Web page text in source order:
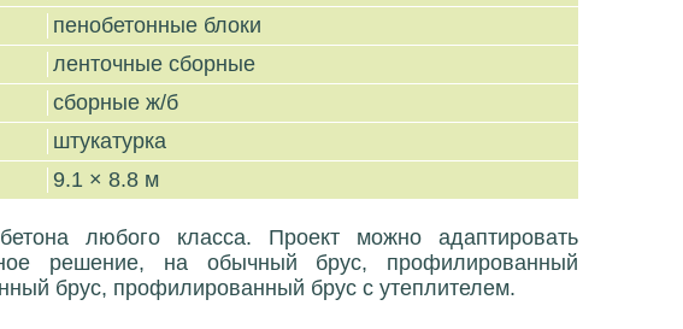
пенобетонные блоки
ленточные сборные
сборные ж/б
штукатурка
9.1 × 8.8 м
любого класса. Проект можно адаптировать
решение, на обычный брус, профилированный
брус, профилированный брус с утеплителем.